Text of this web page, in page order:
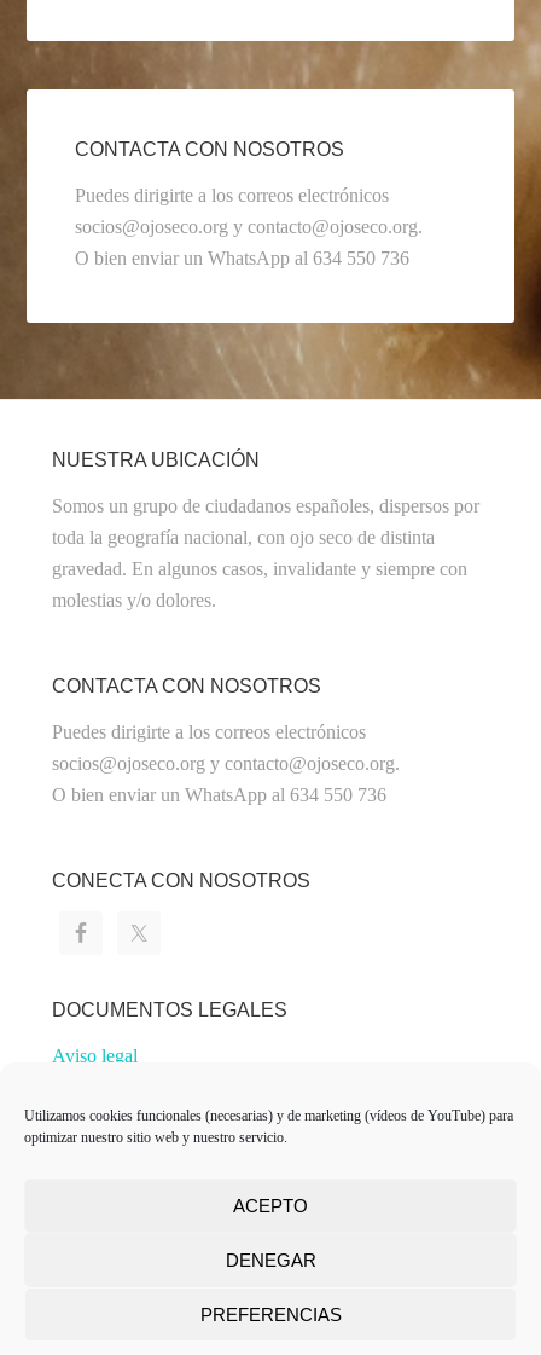
Utilizamos cookies funcionales (necesarias) y de marketing (vídeos de YouTube) para
optimizar nuestro sitio web y nuestro servicio.
ACEPTO
DENEGAR
PREFERENCIAS
CONTACTA CON NOSOTROS
Puedes dirigirte a los correos electrónicos
socios@ojoseco.org y contacto@ojoseco.org.
O bien enviar un WhatsApp al 634 550 736
NUESTRA UBICACIÓN
Somos un grupo de ciudadanos españoles, dispersos por
toda la geografía nacional, con ojo seco de distinta
gravedad. En algunos casos, invalidante y siempre con
molestias y/o dolores.
CONTACTA CON NOSOTROS
Puedes dirigirte a los correos electrónicos
socios@ojoseco.org y contacto@ojoseco.org.
O bien enviar un WhatsApp al 634 550 736
CONECTA CON NOSOTROS
DOCUMENTOS LEGALES
Aviso legal
Política de cookies